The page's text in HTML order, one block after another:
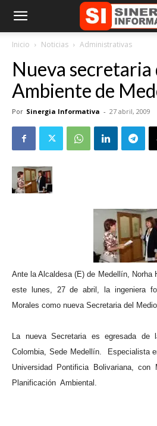
Inicio Noticias Administrativas
Nueva
Ambiente de
Por Sinergia Informativa - 27 abril, 2009
Ante la Alcaldesa (E) de Medellín, Norha
este lunes, 27 de abril, la ingeniera
Morales como nueva Secretaria del
La nueva Secretaria es egresada de
Colombia, Sede Medellín.
Especialista
Universidad Pontificia Bolivariana,
Planificación Ambiental.